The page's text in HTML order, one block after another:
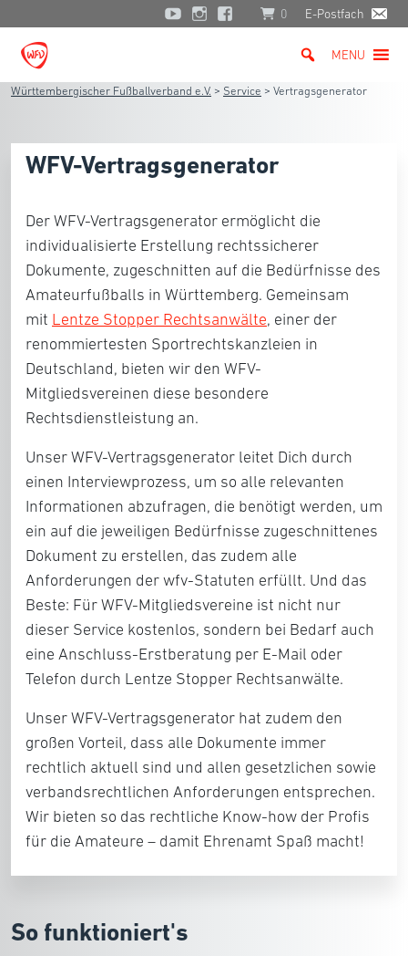
0 E-Postfach
MENU
Württembergischer Fußballverband e.V. > Service > Vertragsgenerator
WFV-Vertragsgenerator
Der WFV-Vertragsgenerator ermöglicht die
individualisierte Erstellung rechtssicherer
Dokumente, zugeschnitten auf die Bedürfnisse des
Amateurfußballs in Württemberg. Gemeinsam
mit Lentze Stopper Rechtsanwälte, einer der
renommiertesten Sportrechtskanzleien in
Deutschland, bieten wir den WFV-
Mitgliedsvereinen diese besondere
Rechtsdienstleistung an.
Unser WFV-Vertragsgenerator leitet Dich durch
einen Interviewprozess, um so alle relevanten
Informationen abzufragen, die benötigt werden, um
ein auf die jeweiligen Bedürfnisse zugeschnittenes
Dokument zu erstellen, das zudem alle
Anforderungen der wfv-Statuten erfüllt. Und das
Beste: Für WFV-Mitgliedsvereine ist nicht nur
dieser Service kostenlos, sondern bei Bedarf auch
eine Anschluss-Erstberatung per E-Mail oder
Telefon durch Lentze Stopper Rechtsanwälte.
Unser WFV-Vertragsgenerator hat zudem den
großen Vorteil, dass alle Dokumente immer
rechtlich aktuell sind und allen gesetzlichen sowie
verbandsrechtlichen Anforderungen entsprechen.
Wir bieten so das rechtliche Know-how der Profis
für die Amateure – damit Ehrenamt Spaß macht!
So funktioniert's